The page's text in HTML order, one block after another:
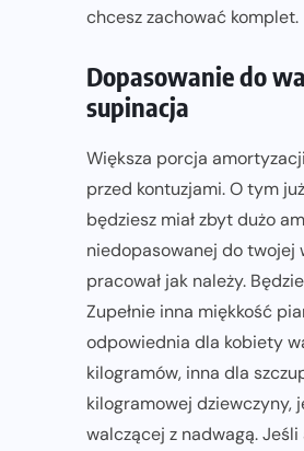
chcesz zachować komplet.
Dopasowanie do
supinacja
Większa porcja
przed kontuzjami. O tym
będziesz miał zbyt dużo
niedopasowanej do twojej
pracował jak należy.
Zupełnie inna miękkość
odpowiednia dla kobiety
kilogramów, inna dla
kilogramowej dziewczyny,
walczącej z nadwagą.